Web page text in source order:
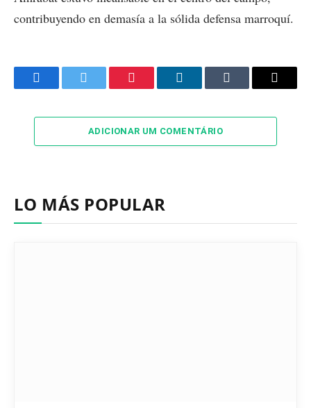
contribuyendo en demasía a la sólida defensa marroquí.
FacebookTwitter Pinterest LinkedInTumblr Email
ADICIONAR UM COMENTÁRIO
LO MÁS POPULAR